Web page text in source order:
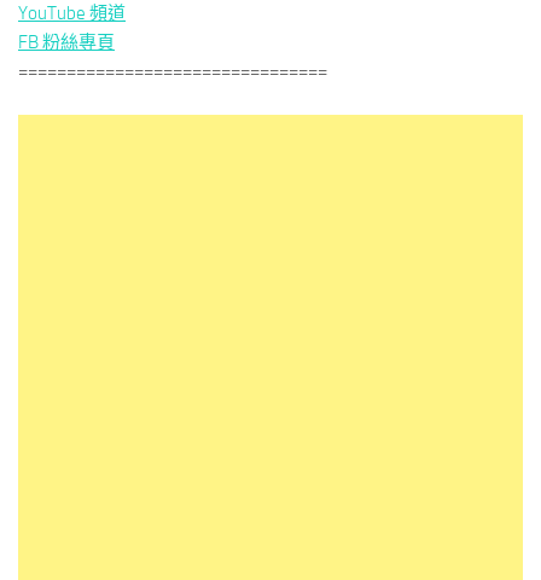
YouTube 頻道
FB 粉絲專頁
================================